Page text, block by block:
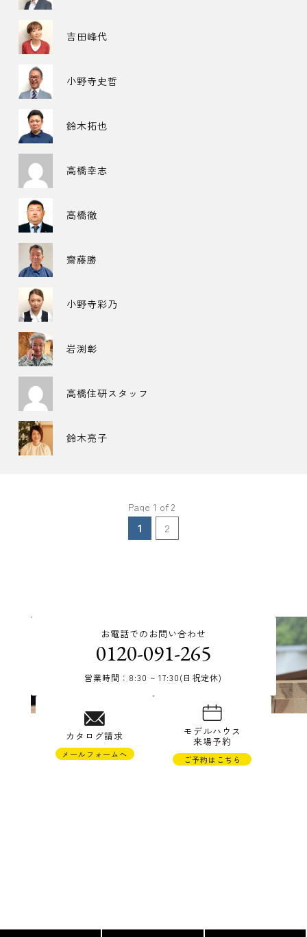
吉田峰代
小野寺史哲
鈴木拓也
高橋幸志
高橋徹
齋藤勝
小野寺彩乃
岩渕彰
高橋住研スタッフ
鈴木亮子
Page 1 of 2
1 2
お電話でのお問い合わせ
0120-091-265
営業時間：8:30 ~ 17:30(日祝定休)
カタログ請求
メールフォームへ
モデルハウス
来場予約
ご予約はこちら